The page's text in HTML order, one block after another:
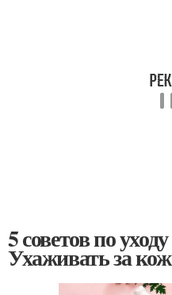
5 советов по
Ухаживать за